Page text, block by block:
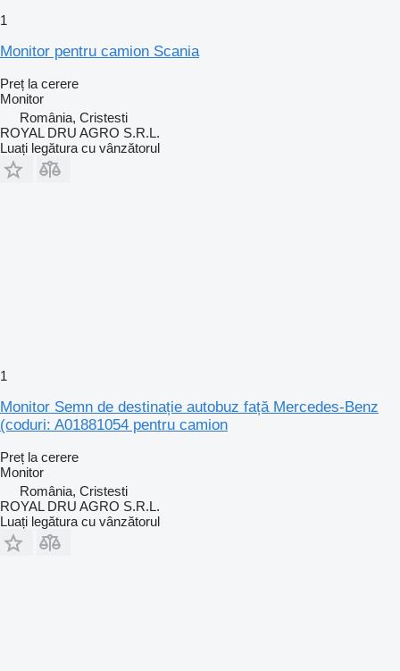
1
Monitor pentru camion Scania
Preț la cerere
Monitor
România, Cristesti
ROYAL DRU AGRO S.R.L.
Luați legătura cu vânzătorul
1
Monitor Semn de destinație autobuz față Mercedes-Benz
(coduri: A01881054 pentru camion
Preț la cerere
Monitor
România, Cristesti
ROYAL DRU AGRO S.R.L.
Luați legătura cu vânzătorul